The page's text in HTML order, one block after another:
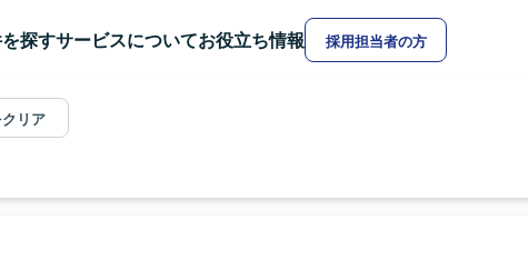
探すサービスについてお役立ち情報 採用担当者の方
リア